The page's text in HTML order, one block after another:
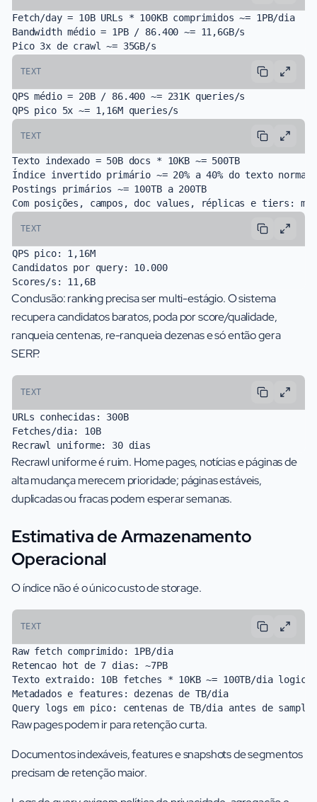
Fetch/day = 10B URLs * 100KB comprimidos ~= 1PB/dia
Bandwidth médio = 1PB / 86.400 ~= 11,6GB/s
TEXT
QPS médio = 20B / 86.400 ~= 231K queries/s
TEXT
Texto indexado = 50B docs * 10KB ~= 500TB
Índice invertido primário ~= 20% a 40% do texto
Postings primários ~= 100TB a 200TB
TEXT
QPS pico: 1,16M
Candidatos por query: 10.000
Scores/s: 11,6B
Conclusão: ranking precisa ser multi-estágio. O sistema
recupera candidatos baratos, poda por score/qualidade,
ranqueia centenas, re-ranqueia dezenas e só então gera
SERP.
TEXT
URLs conhecidas: 300B
Fetches/dia: 10B
Recrawl uniforme é ruim. Home pages, notícias e páginas de
alta mudança merecem prioridade; páginas estáveis,
duplicadas ou fracas podem esperar semanas.
Estimativa de Armazenamento
Operacional
O índice não é o único custo de storage.
TEXT
Raw fetch comprimido: 1PB/dia
Retencao hot de 7 dias: ~7PB
Texto extraido: 10B fetches * 10KB ~= 100TB/dia logico
Metadados e features: dezenas de TB/dia
Raw pages podem ir para retenção curta.
Documentos indexáveis, features e snapshots de segmentos
precisam de retenção maior.